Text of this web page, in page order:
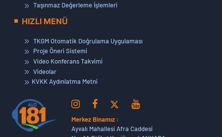
Taşınmaz Değerleme İşlemleri
HIZLI MENÜ
TKGM Otomatik Doğrulama Uygulaması
Proje Öneri Sistemi
Video Konferans Takvimi
Videolar
KVKK Aydınlatma Metni
Merkez Binamız :
Ayvalı Mahallesi Afra Caddesi